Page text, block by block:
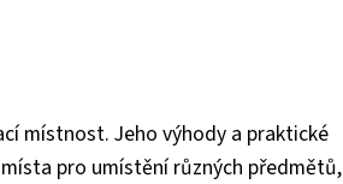
místnost. Jeho výhody a praktické
pro umístění různých předmětů,